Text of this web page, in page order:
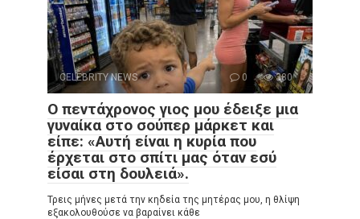
CELEBRITY NEWS 0 380
Ο πεντάχρονος γιος μου έδειξε μια
γυναίκα στο σούπερ μάρκετ και
είπε: «Αυτή είναι η κυρία που
έρχεται στο σπίτι μας όταν εσύ
είσαι στη δουλειά».
Τρεις μήνες μετά την κηδεία της μητέρας μου, η θλίψη
εξακολουθούσε να βαραίνει κάθε